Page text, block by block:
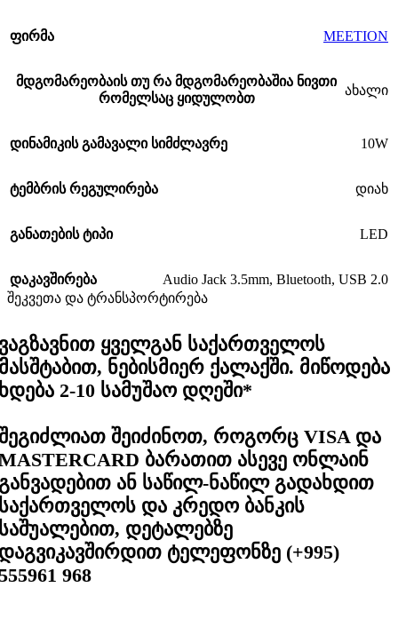
ფირმა MEETION
მდგომარეობაის თუ რა მდგომარეობაშია ნივთი
რომელსაც ყიდულობთ
ახალი
დინამიკის გამავალი სიმძლავრე 10W
ტემბრის რეგულირება დიახ
განათების ტიპი LED
დაკავშირება Audio Jack 3.5mm, Bluetooth, USB 2.0
შეკვეთა და ტრანსპორტირება
ყველგან საქართველოს
ნებისმიერ ქალაქში. მიწოდება
2-10 სამუშაო დღეში*
შეიძინოთ, როგორც VISA და
ბარათით ასევე ონლაინ
ან საწილ-ნაწილ გადახდით
და კრედო ბანკის
დეტალებზე
ტელეფონზე (+995)
968